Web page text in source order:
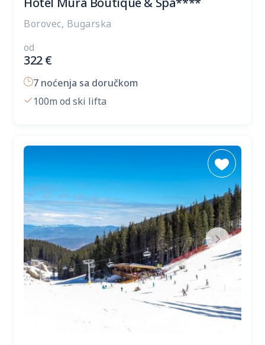
Borovec, Bugarska
od
322 €
7 noćenja sa doručkom
100m od ski lifta